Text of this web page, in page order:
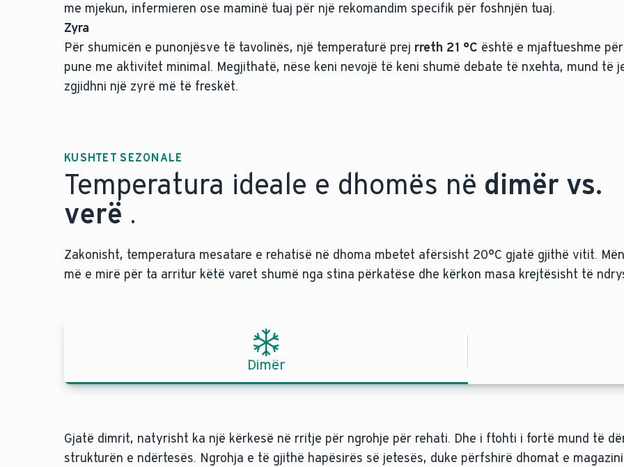
me mjekun, infermieren ose maminë tuaj për një rekomandim specifik për foshnjën tuaj.
Zyra
Për shumicën e punonjësve të tavolinës, një temperaturë prej rreth 21 °C është e mjaftueshme
pune me aktivitet minimal. Megjithatë, nëse keni nevojë të keni shumë debate të nxehta, mund të
zgjidhni një zyrë më të freskët.
KUSHTET SEZONALE
Temperatura ideale e dhomës në dimër vs.
verë .
Zakonisht, temperatura mesatare e rehatisë në dhoma mbetet afërsisht 20°C gjatë gjithë vitit.
më e mirë për ta arritur këtë varet shumë nga stina përkatëse dhe kërkon masa krejtësisht të
Dimër
Gjatë dimrit, natyrisht ka një kërkesë në rritje për ngrohje për rehati. Dhe i ftohti i fortë mund të
strukturën e ndërtesës. Ngrohja e të gjithë hapësirës së jetesës, duke përfshirë dhomat e